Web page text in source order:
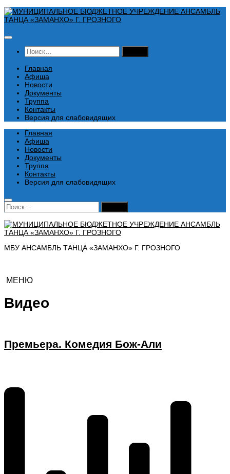
Перейти
к
Найти:
Главная
Афиша
Новости
Документы
Труппа
Контакты
Версия для слабовидящих
Главная
Афиша
Новости
Документы
Труппа
Контакты
Версия для слабовидящих
Найти:
МБУ АНСАМБЛЬ ТАНЦА «ЗАМАНХО» Г. ГРОЗНОГО
МЕНЮ
Видео
Премьера. Комедия Бож-Али